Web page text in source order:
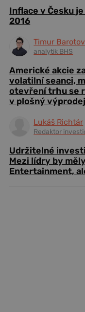
Inflace v Česku
2016
Timur Barotov
analytik BHS
Americké akcie
volatilní seanci,
otevření trhu se
v plošný výprodej
Lukáš Richtár
Redaktor
Udržitelné
Mezi lídry by
Entertainment,